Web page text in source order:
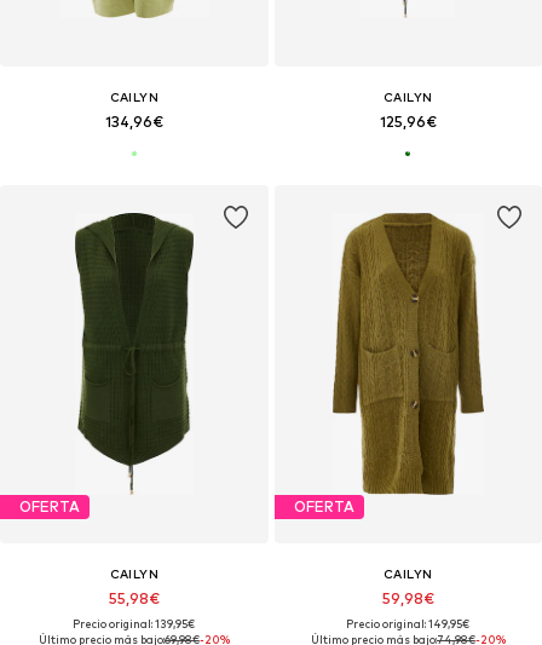
CAILYN
134,96€
CAILYN
125,96€
OFERTA
CAILYN
55,98€
Precio original: 139,95€
Último precio más bajo:69,98€-20%
OFERTA
CAILYN
59,98€
Precio original: 149,95€
Último precio más bajo:74,98€-20%